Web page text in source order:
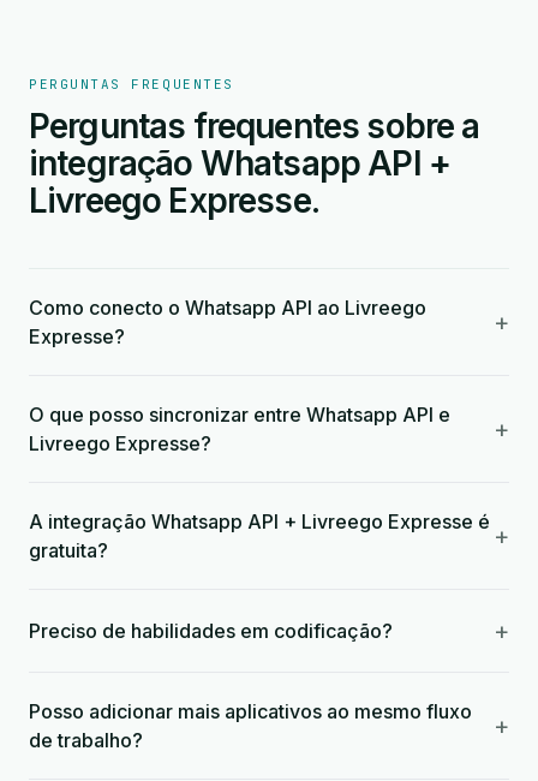
PERGUNTAS FREQUENTES
Perguntas frequentes sobre a
integração Whatsapp API +
Livreego Expresse.
Como conecto o Whatsapp API ao Livreego
Expresse?
+
O que posso sincronizar entre Whatsapp API e
Livreego Expresse?
+
A integração Whatsapp API + Livreego Expresse é
gratuita?
+
Preciso de habilidades em codificação? +
Posso adicionar mais aplicativos ao mesmo fluxo
de trabalho?
+